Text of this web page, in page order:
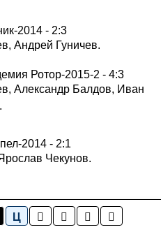
Ц
2014 - 2:3
Андрей Гуничев.
Ротор-2015-2 - 4:3
Александр Балдов, Иван
2014 - 2:1
Чекунов.